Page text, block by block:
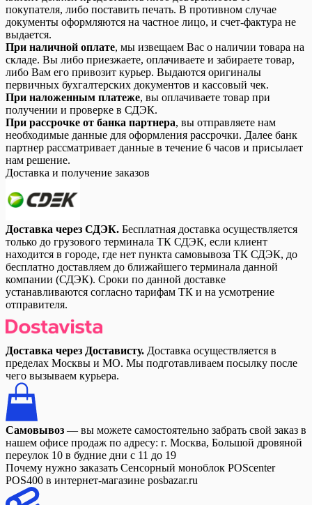
покупателя, либо поставить печать. В противном случае
документы оформляются на частное лицо, и счет-фактура не
выдается.
При наличной оплате, мы извещаем Вас о наличии товара на
складе. Вы либо приезжаете, оплачиваете и забираете товар,
либо Вам его привозит курьер. Выдаются оригиналы
первичных бухгалтерских документов и кассовый чек.
При наложенным платеже, вы оплачиваете товар при
получении и проверке в СДЭК.
При рассрочке от банка партнера, вы отправляете нам
необходимые данные для оформления рассрочки. Далее банк
партнер рассматривает данные в течение 6 часов и присылает
нам решение.
Доставка и получение заказов
Доставка через СДЭК. Бесплатная доставка осуществляется
только до грузового терминала ТК СДЭК, если клиент
находится в городе, где нет пункта самовывоза ТК СДЭК, до
бесплатно доставляем до ближайшего терминала данной
компании (СДЭК). Сроки по данной доставке
устанавливаются согласно тарифам ТК и на усмотрение
отправителя.
Доставка через Достависту. Доставка осуществляется в
пределах Москвы и МО. Мы подготавливаем посылку после
чего вызываем курьера.
Самовывоз — вы можете самостоятельно забрать свой заказ в
нашем офисе продаж по адресу: г. Москва, Большой дровяной
переулок 10 в будние дни с 11 до 19
Почему нужно заказать Сенсорный моноблок POScenter
POS400 в интернет-магазине posbazar.ru